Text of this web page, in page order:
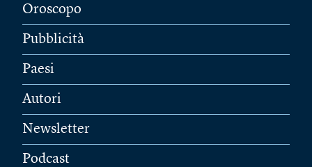
Oroscopo
Pubblicità
Paesi
Autori
Newsletter
Podcast